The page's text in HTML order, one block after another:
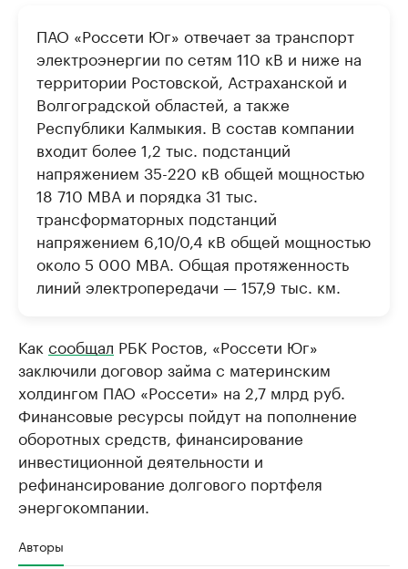
ПАО «Россети Юг» отвечает за транспорт
электроэнергии по сетям 110 кВ и ниже на
территории Ростовской, Астраханской и
Волгоградской областей, а также
Республики Калмыкия. В состав компании
входит более 1,2 тыс. подстанций
напряжением 35-220 кВ общей мощностью
18 710 МВА и порядка 31 тыс.
трансформаторных подстанций
напряжением 6,10/0,4 кВ общей мощностью
около 5 000 МВА. Общая протяженность
линий электропередачи — 157,9 тыс. км.
Как сообщал РБК Ростов, «Россети Юг»
заключили договор займа с материнским
холдингом ПАО «Россети» на 2,7 млрд руб.
Финансовые ресурсы пойдут на пополнение
оборотных средств, финансирование
инвестиционной деятельности и
рефинансирование долгового портфеля
энергокомпании.
Авторы